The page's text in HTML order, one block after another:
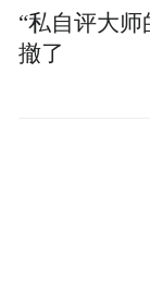
“私自评大师
撤了